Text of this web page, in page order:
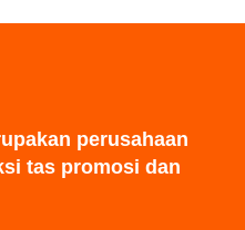
perusahaan
tas promosi dan